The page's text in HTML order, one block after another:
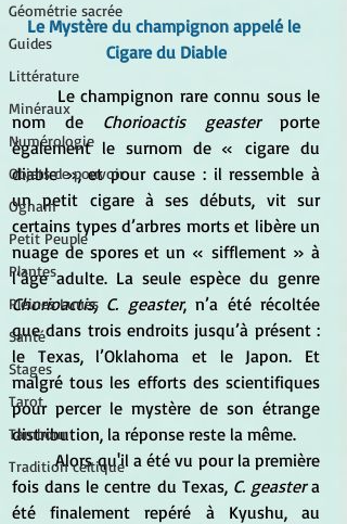
Géométrie sacrée
Guides
Littérature
Minéraux
Numérologie
Objets de pouvoir
Ogham
Petit Peuple
Plantes
Pleines Lunes
Santé
Stages
Tarot
Tambour
Tradition celtique
Le Mystère du champignon appelé le
Cigare du Diable
nom de Chorioactis geaster porte
également le surnom de « cigare du
diable », et pour cause : il ressemble à
un petit cigare à ses débuts, vit sur
certains types d’arbres morts et libère un
nuage de spores et un « sifflement » à
l’âge adulte. La seule espèce du genre
Chorioactis, C. geaster, n’a été récoltée
que dans trois endroits jusqu’à présent :
le Texas, l’Oklahoma et le Japon. Et
malgré tous les efforts des scientifiques
pour percer le mystère de son étrange
distribution, la réponse reste la même.
	Alors qu'il a été vu pour la première
fois dans le centre du Texas, C. geaster a
été finalement repéré à Kyushu, au